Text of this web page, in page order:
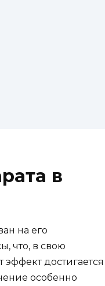
в
на его
что, в свою
достигается
особенно